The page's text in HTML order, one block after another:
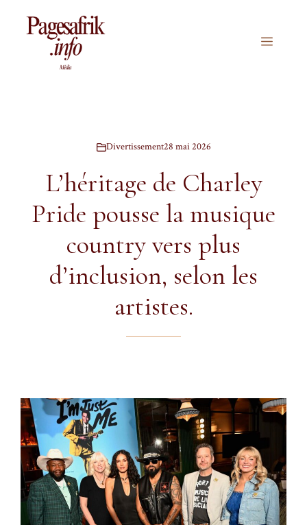
Menu
Divertissement28 mai 2026
L’héritage de Charley
Pride pousse la musique
country vers plus
d’inclusion, selon les
artistes.